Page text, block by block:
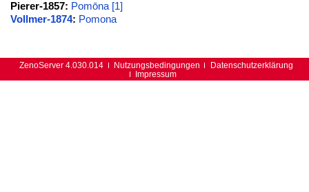
Pierer-1857: Pomōna [1]
Vollmer-1874: Pomona
ZenoServer 4.030.014 Nutzungsbedingungen
Datenschutzerklärung
Impressum